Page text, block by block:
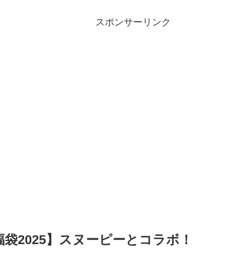
スポンサーリンク
袋2025】スヌーピーとコラボ！